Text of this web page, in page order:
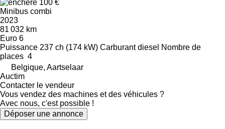
100 €
Minibus combi
2023
81 032 km
Euro 6
Puissance 237 ch (174 kW) Carburant diesel Nombre de
places 4
Belgique, Aartselaar
Auctim
Contacter le vendeur
Vous vendez des machines et des véhicules ?
Avec nous, c'est possible !
Déposer une annonce